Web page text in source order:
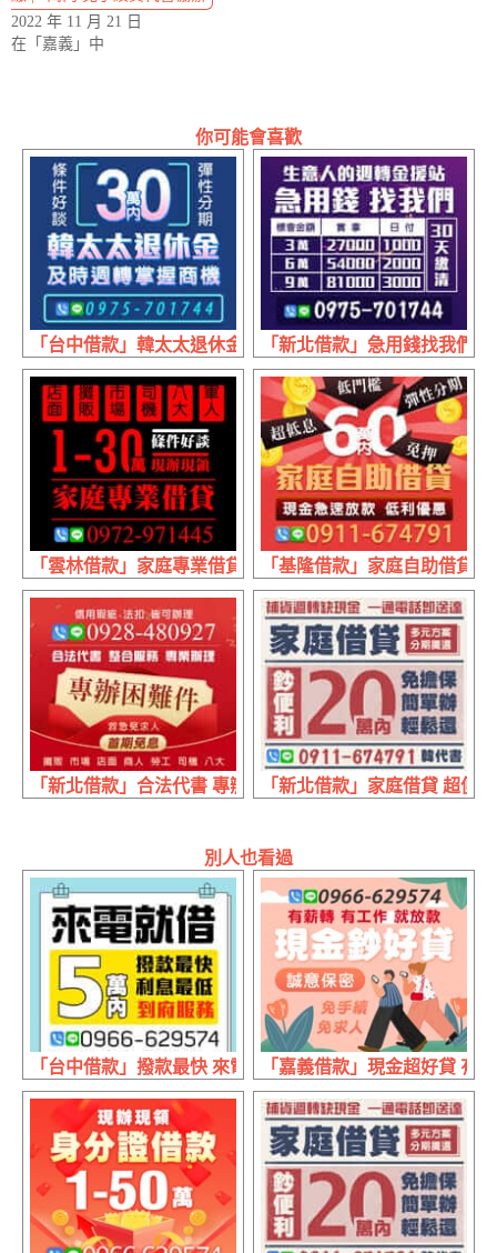
2022 年 11 月 21 日
在「嘉義」中
你可能會喜歡
「台中借款」韓太太退休金 即時周轉掌握商機 | 30萬內 條
「新北借款」急用錢找我們
「雲林借款」家庭專業借貸 條件好談 | 1~30萬 現辦現領現
「基隆借款」家庭自助借貸
「新北借款」合法代書 專辦困難件 | 首期免息 信用瑕疵法
「新北借款」家庭借貸 超便
別人也看過
「台中借款」撥款最快 來電就借 | 5萬內 利息最低到府服務
「嘉義借款」現金超好貸 有